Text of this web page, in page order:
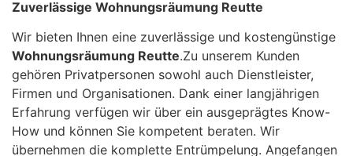
Zuverlässige Wohnungsräumung Reutte
Wir bieten Ihnen eine zuverlässige und kostengünstige
Wohnungsräumung Reutte.Zu unserem Kunden
gehören Privatpersonen sowohl auch Dienstleister,
Firmen und Organisationen. Dank einer langjährigen
Erfahrung verfügen wir über ein ausgeprägtes Know-
How und können Sie kompetent beraten. Wir
übernehmen die komplette Entrümpelung. Angefangen